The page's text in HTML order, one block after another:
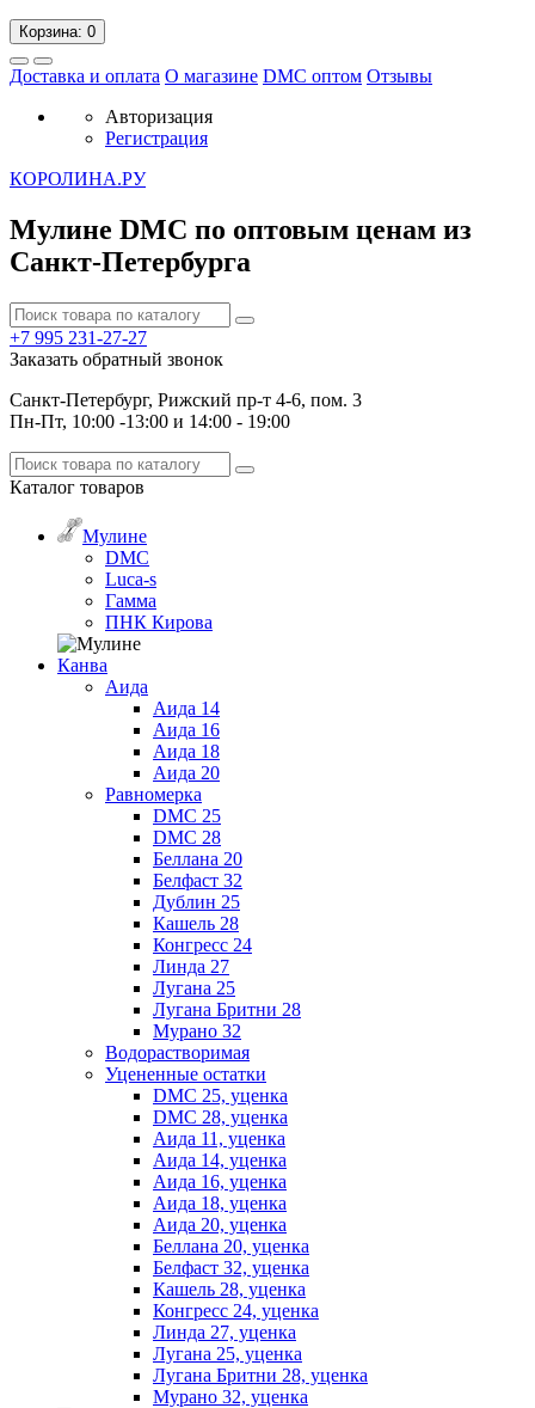
Корзина: 0
Доставка и оплата О магазине DMC оптом Отзывы
Авторизация
Регистрация
КОРОЛИНА.РУ
Мулине DMC по оптовым ценам из
Санкт-Петербурга
+7 995 231-27-27
Заказать обратный звонок
Санкт-Петербург, Рижский пр-т 4-6, пом. 3
Пн-Пт, 10:00 -13:00 и 14:00 - 19:00
Каталог товаров
Мулине
DMC
Luca-s
Гамма
ПНК Кирова
Канва
Аида
Аида 14
Аида 16
Аида 18
Аида 20
Равномерка
DMC 25
DMC 28
Беллана 20
Белфаст 32
Дублин 25
Кашель 28
Конгресс 24
Линда 27
Лугана 25
Лугана Бритни 28
Мурано 32
Водорастворимая
Уцененные остатки
DMC 25, уценка
DMC 28, уценка
Аида 11, уценка
Аида 14, уценка
Аида 16, уценка
Аида 18, уценка
Аида 20, уценка
Беллана 20, уценка
Белфаст 32, уценка
Кашель 28, уценка
Конгресс 24, уценка
Линда 27, уценка
Лугана 25, уценка
Лугана Бритни 28, уценка
Мурано 32, уценка